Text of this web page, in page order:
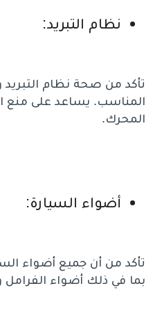
نظام التبريد:
تأكد من صحة نظام
المناسب. يساعد على منع
المحرك.
أضواء السيارة:
تأكد من أن جميع أضواء
بما في ذلك أضواء الفرامل